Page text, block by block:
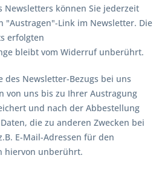
Newsletters können Sie jederzeit
"Austragen"-Link im Newsletter. Die
erfolgten
bleibt vom Widerruf unberührt.
des Newsletter-Bezugs bei uns
von uns bis zu Ihrer Austragung
und nach der Abbestellung
die zu anderen Zwecken bei
E-Mail-Adressen für den
hiervon unberührt.